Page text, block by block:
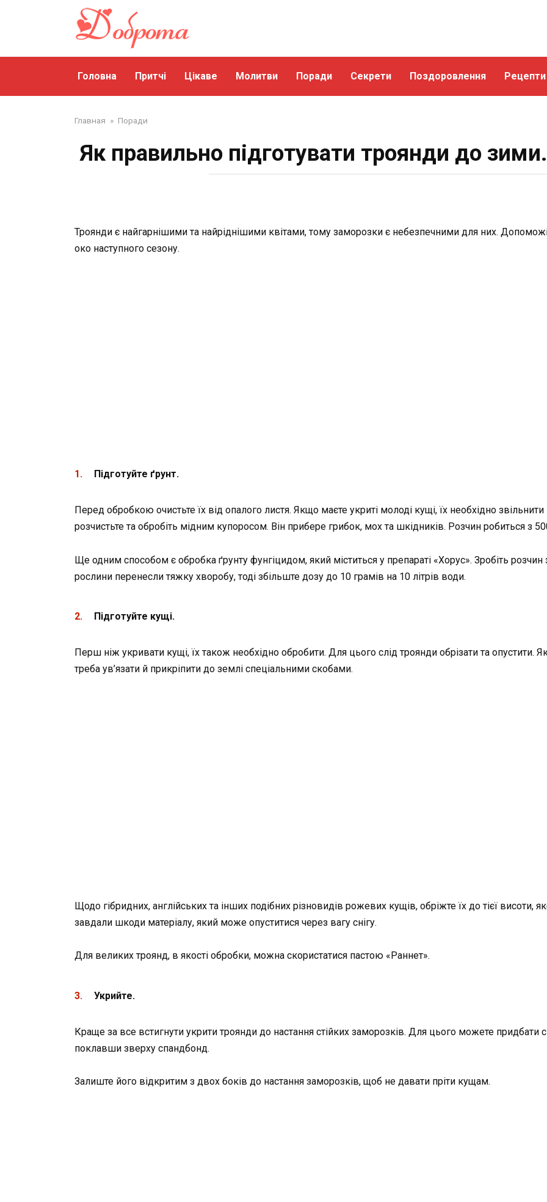
Головна Притчі Цікаве Молитви Поради Секрети Поздоровлення Рецепти
Главная » Поради
Як правильно підготувати троянди до
Троянди є найгарнішими та найріднішими квітами, тому заморозки є небезпечними для них.
око наступного сезону.
Підготуйте ґрунт.
Перед обробкою очистьте їх від опалого листя. Якщо маєте укриті молоді кущі, їх необхідно
розчистьте та обробіть мідним купоросом. Він прибере грибок, мох та шкідників. Розчин робиться з
Ще одним способом є обробка ґрунту фунгіцидом, який міститься у препараті «Хорус». Зробіть
рослини перенесли тяжку хворобу, тоді збільште дозу до 10 грамів на 10 літрів води.
Підготуйте кущі.
Перш ніж укривати кущі, їх також необхідно обробити. Для цього слід троянди обрізати та опустити.
треба ув’язати й прикріпити до землі спеціальними скобами.
Щодо гібридних, англійських та інших подібних різновидів рожевих кущів, обріжте їх до тієї
завдали шкоди матеріалу, який може опуститися через вагу снігу.
Для великих троянд, в якості обробки, можна скористатися пастою «Раннет».
Укрийте.
Краще за все встигнути укрити троянди до настання стійких заморозків. Для цього можете придбати
поклавши зверху спандбонд.
Залиште його відкритим з двох боків до настання заморозків, щоб не давати пріти кущам.